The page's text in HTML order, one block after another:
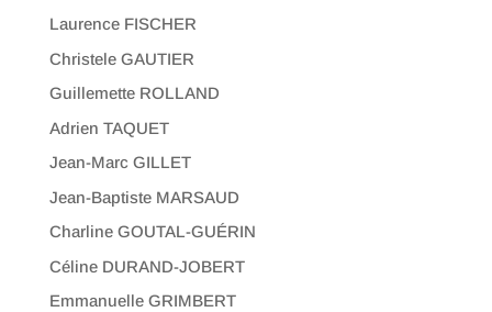
Laurence FISCHER
Christele GAUTIER
Guillemette ROLLAND
Adrien TAQUET
Jean-Marc GILLET
Jean-Baptiste MARSAUD
Charline GOUTAL-GUÉRIN
Céline DURAND-JOBERT
Emmanuelle GRIMBERT